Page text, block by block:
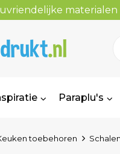
materialen
Paraplu's
toebehoren